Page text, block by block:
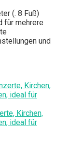
(. 8 Fuß)
für mehrere
und
Kirchen,
ideal für